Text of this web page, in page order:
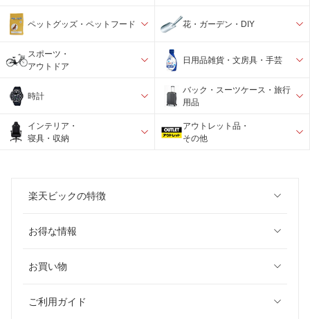
ペットグッズ・ペットフード 花・ガーデン・DIY
スポーツ・
アウトドア
日用品雑貨・文房具・手芸
時計
バック・スーツケース・旅行
用品
インテリア・
寝具・収納
アウトレット品・
その他
楽天ビックの特徴
お得な情報
お買い物
ご利用ガイド